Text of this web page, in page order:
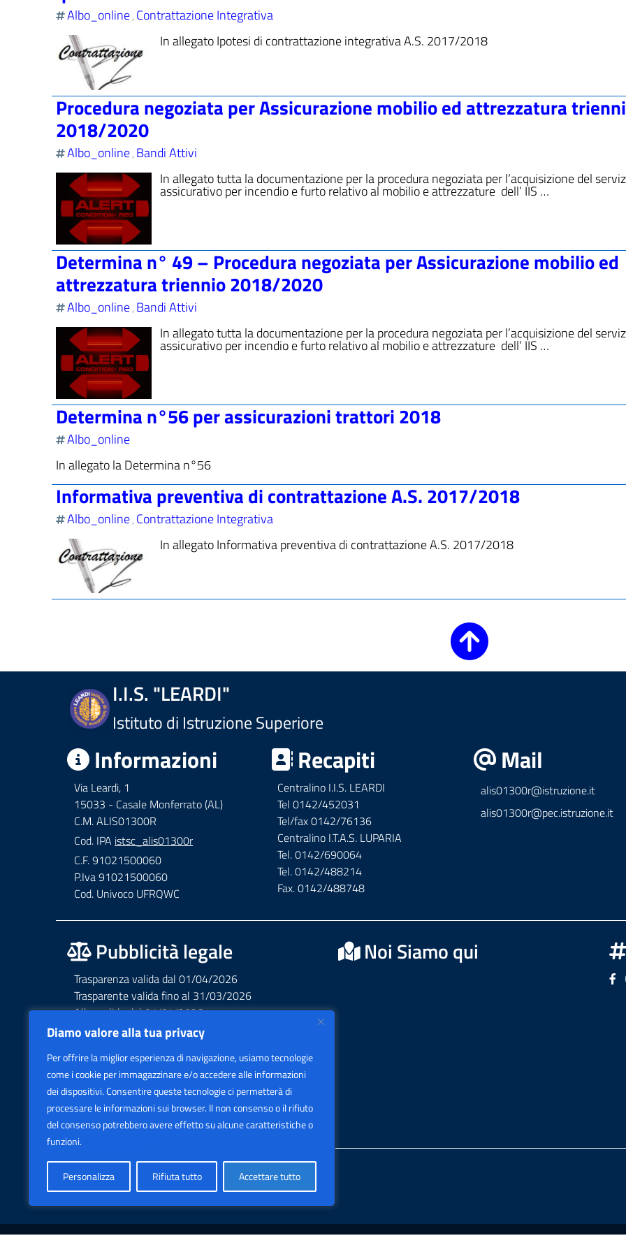
Diamo valore alla tua privacy
Per offrire la miglior esperienza di navigazione, usiamo tecnologie
come i cookie per immagazzinare e/o accedere alle informazioni
dei dispositivi. Consentire queste tecnologie ci permetterà di
processare le informazioni sui browser. Il non consenso o il rifiuto
del consenso potrebbero avere effetto su alcune caratteristiche o
funzioni.
Personalizza Rifiuta tutto Accettare tutto
Albo_online, Contrattazione Integrativa
In allegato Ipotesi di contrattazione integrativa A.S. 2017/2018
Procedura negoziata per Assicurazione mobilio ed attrezzatura
2018/2020
Albo_online, Bandi Attivi
In allegato tutta la documentazione per la procedura negoziata per l’acquisizione del
assicurativo per incendio e furto relativo al mobilio e attrezzature dell’ IIS …
Determina n° 49 – Procedura negoziata per Assicurazione mobilio ed
attrezzatura triennio 2018/2020
Albo_online, Bandi Attivi
In allegato tutta la documentazione per la procedura negoziata per l’acquisizione del
assicurativo per incendio e furto relativo al mobilio e attrezzature dell’ IIS …
Determina n°56 per assicurazioni trattori 2018
Albo_online
In allegato la Determina n°56
Informativa preventiva di contrattazione A.S. 2017/2018
Albo_online, Contrattazione Integrativa
In allegato Informativa preventiva di contrattazione A.S. 2017/2018
I.I.S. "LEARDI"
Istituto di Istruzione Superiore
Informazioni
Via Leardi, 1
15033 - Casale Monferrato (AL)
C.M. ALIS01300R
Cod. IPA istsc_alis01300r
C.F. 91021500060
P.Iva 91021500060
Cod. Univoco UFRQWC
Recapiti
Centralino I.I.S. LEARDI
Tel 0142/452031
Tel/fax 0142/76136
Centralino I.T.A.S. LUPARIA
Tel. 0142/690064
Tel. 0142/488214
Fax. 0142/488748
Mail
alis01300r@istruzione.it
alis01300r@pec.istruzione.it
Pubblicità legale
Trasparenza valida dal 01/04/2026
Trasparente valida fino al 31/03/2026
Albo valido dal 01/04/2026
Albo valido fino al 31/03/2026
Accessibilità AGID Form
Noi Siamo qui
Sezione Legale